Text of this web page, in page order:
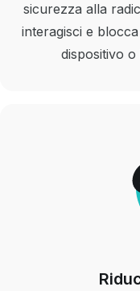
sicurezza alla
interagisci e
dispositivo o